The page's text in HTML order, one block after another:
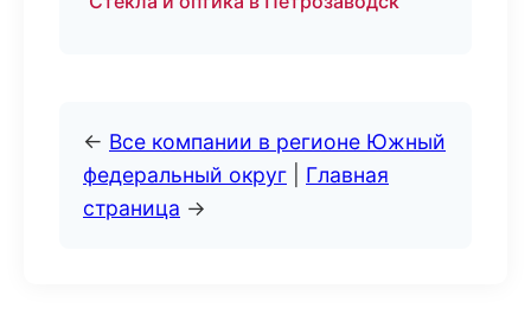
← Все компании в регионе Южный
федеральный округ
Главная
страница →